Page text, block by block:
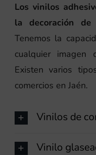
Los vinilos
la decoración de
Tenemos la
cualquier
Existen varios
comercios en Jaén.
Vinilos de
Vinilo